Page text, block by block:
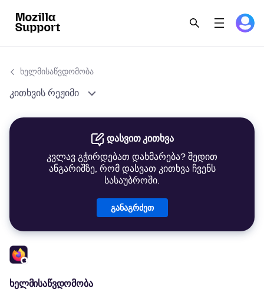
ხელმისაწვდომობა
კითხვის რეჟიმი
დასვით კითხვა
კვლავ გჭირდებათ დახმარება? შედით
ანგარიშზე, რომ დასვათ კითხვა ჩვენს
სასაუბროში.
განაგრძეთ
ხელმისაწვდომობა